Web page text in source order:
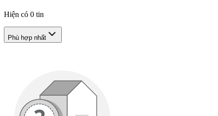
Hiện có 0 tin
Phù hợp nhất